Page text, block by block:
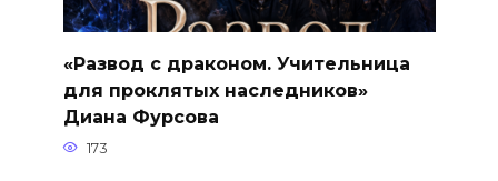
«Развод с драконом. Учительница
для проклятых наследников»
Диана Фурсова
173